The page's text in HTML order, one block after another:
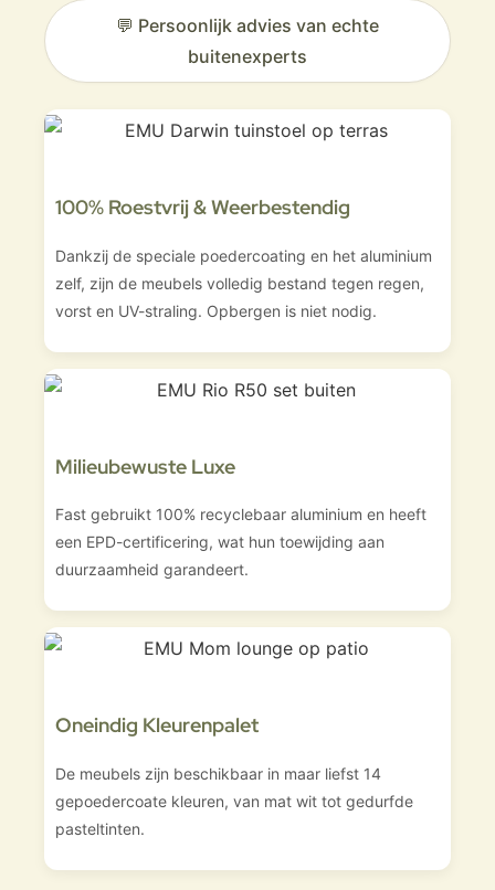
💬 Persoonlijk advies van echte
buitenexperts
100% Roestvrij & Weerbestendig
Dankzij de speciale poedercoating en het aluminium
zelf, zijn de meubels volledig bestand tegen regen,
vorst en UV-straling. Opbergen is niet nodig.
Milieubewuste Luxe
Fast gebruikt 100% recyclebaar aluminium en heeft
een EPD-certificering, wat hun toewijding aan
duurzaamheid garandeert.
Oneindig Kleurenpalet
De meubels zijn beschikbaar in maar liefst 14
gepoedercoate kleuren, van mat wit tot gedurfde
pasteltinten.